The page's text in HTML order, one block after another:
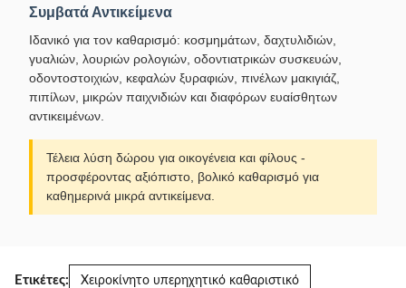
Συμβατά Αντικείμενα
Ιδανικό για τον καθαρισμό: κοσμημάτων, δαχτυλιδιών,
γυαλιών, λουριών ρολογιών, οδοντιατρικών συσκευών,
οδοντοστοιχιών, κεφαλών ξυραφιών, πινέλων μακιγιάζ,
πιπίλων, μικρών παιχνιδιών και διαφόρων ευαίσθητων
αντικειμένων.
Τέλεια λύση δώρου για οικογένεια και φίλους -
προσφέροντας αξιόπιστο, βολικό καθαρισμό για
καθημερινά μικρά αντικείμενα.
Ετικέτες: Χειροκίνητο υπερηχητικό καθαριστικό